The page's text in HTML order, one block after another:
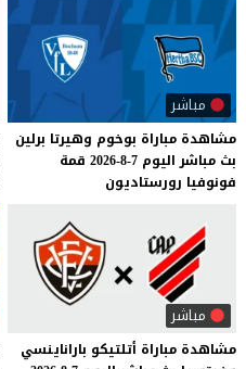
مباشر
مشاهدة مباراة بوخوم وهيرتا برلين
بث مباشر اليوم 7-8-2026
قمة
فونوفيا رورستاديون
مباشر
مشاهدة مباراة أتلتيكو باراناينسي